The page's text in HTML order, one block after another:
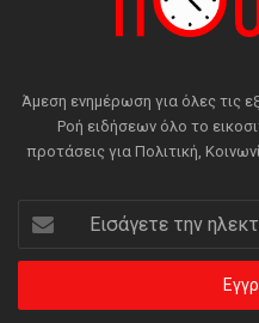
Άμεση ενημέρωση για όλες τις
Ροή ειδήσεων όλο το
προτάσεις για Πολιτική,
την
ηλεκτρονική
διεύθυνση